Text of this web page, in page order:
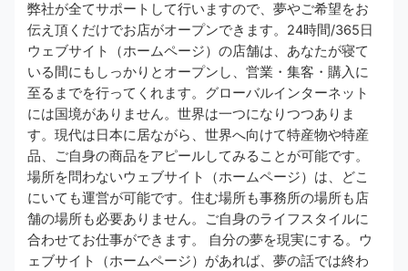
弊社が全てサポートして行いますので、夢やご希望をお
伝え頂くだけでお店がオープンできます。24時間/365日
ウェブサイト（ホームページ）の店舗は、あなたが寝て
いる間にもしっかりとオープンし、営業・集客・購入に
至るまでを行ってくれます。グローバルインターネット
には国境がありません。世界は一つになりつつありま
す。現代は日本に居ながら、世界へ向けて特産物や特産
品、ご自身の商品をアピールしてみることが可能です。
場所を問わないウェブサイト（ホームページ）は、どこ
にいても運営が可能です。住む場所も事務所の場所も店
舗の場所も必要ありません。ご自身のライフスタイルに
合わせてお仕事ができます。 自分の夢を現実にする。ウ
ェブサイト（ホームページ）があれば、夢の話では終わ